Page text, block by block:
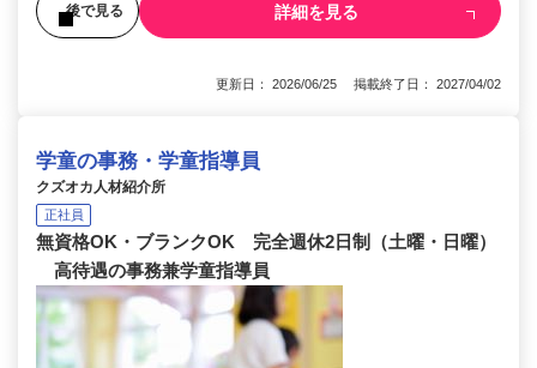
後で見る 詳細を見る
更新日： 2026/06/25 掲載終了日： 2027/04/02
学童の事務・学童指導員
クズオカ人材紹介所
正社員
無資格OK・ブランクOK 完全週休2日制（土曜・日曜）
高待遇の事務兼学童指導員